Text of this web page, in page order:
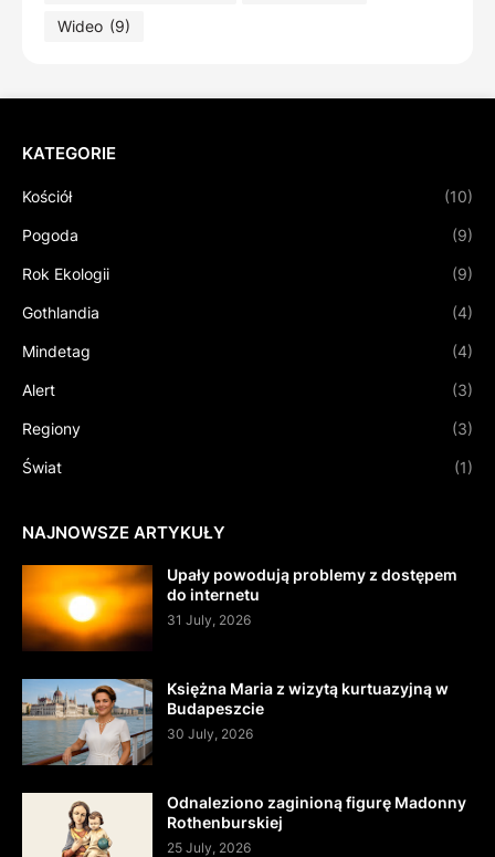
Wideo (9)
KATEGORIE
Kościół (10)
Pogoda (9)
Rok Ekologii (9)
Gothlandia (4)
Mindetag (4)
Alert (3)
Regiony (3)
Świat (1)
NAJNOWSZE ARTYKUŁY
Upały powodują problemy z dostępem
do internetu
31 July, 2026
Księżna Maria z wizytą kurtuazyjną w
Budapeszcie
30 July, 2026
Odnaleziono zaginioną figurę Madonny
Rothenburskiej
25 July, 2026